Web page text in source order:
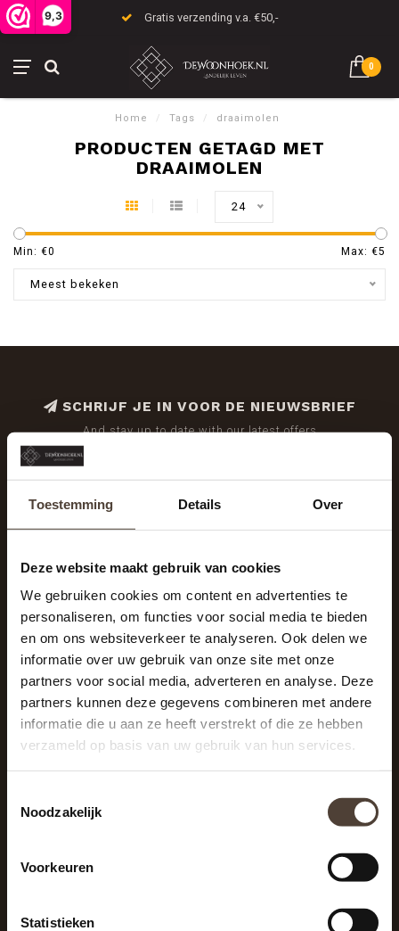
Toestemming Details Over
Deze website maakt gebruik van cookies
We gebruiken cookies om content en advertenties te
personaliseren, om functies voor social media te bieden
en om ons websiteverkeer te analyseren. Ook delen we
informatie over uw gebruik van onze site met onze
partners voor social media, adverteren en analyse. Deze
partners kunnen deze gegevens combineren met andere
informatie die u aan ze heeft verstrekt of die ze hebben
verzameld op basis van uw gebruik van hun services.
Noodzakelijk
Voorkeuren
Statistieken
9,3 Gratis verzending v.a. €50,-
0
Home / Tags / draaimolen
PRODUCTEN GETAGD MET
DRAAIMOLEN
24
Min: €0 Max: €5
Meest bekeken
SCHRIJF JE IN VOOR DE NIEUWSBRIEF
And stay up to date with our latest offers
Winkelcentrum Woensel 342